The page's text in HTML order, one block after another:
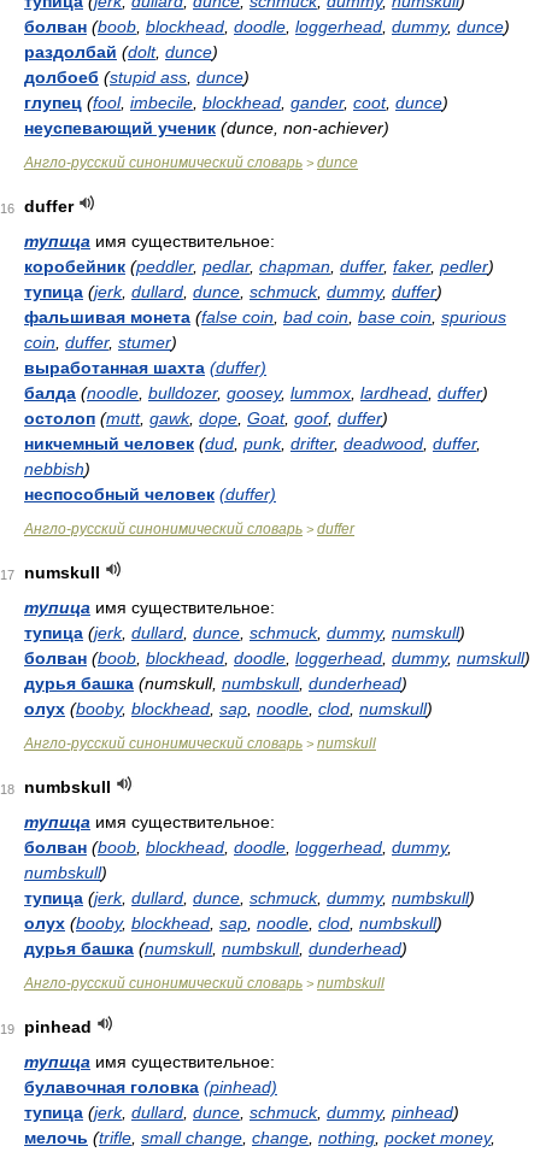
болван (boob blockhead doodle loggerhead dummy, dunce)
раздолбай (dolt, dunce)
долбоеб (stupid ass dunce)
глупец (fool, imbecile blockhead gander, coot, dunce)
неуспевающий ученик (dunce, non-achiever)
Англо-русский синонимический словарь > dunce
16
duffer
тупица имя существительное:
коробейник (peddler, pedlar, chapman duffer, faker, pedler)
тупица (jerk, dullard dunce schmuck, dummy, duffer)
фальшивая монета (false coin bad coin base coin spurious
coin duffer, stumer)
выработанная шахта (duffer)
балда (noodle bulldozer, goosey, lummox lardhead duffer)
остолоп (mutt, gawk, dope Goat, goof, duffer)
никчемный человек (dud punk, drifter, deadwood duffer,
nebbish)
неспособный человек (duffer)
Англо-русский синонимический словарь > duffer
17
numskull
тупица имя существительное:
тупица (jerk, dullard dunce schmuck, dummy, numskull)
болван (boob blockhead doodle loggerhead dummy, numskull)
дурья башка (numskull, numbskull, dunderhead)
олух (booby, blockhead sap noodle clod numskull)
Англо-русский синонимический словарь > numskull
18
numbskull
тупица имя существительное:
болван (boob blockhead doodle loggerhead dummy,
numbskull)
тупица (jerk, dullard dunce schmuck, dummy, numbskull)
олух (booby, blockhead sap noodle clod numbskull)
дурья башка (numskull, numbskull, dunderhead)
Англо-русский синонимический словарь > numbskull
19
pinhead
тупица имя существительное:
булавочная головка (pinhead)
тупица (jerk, dullard dunce schmuck, dummy, pinhead)
мелочь (trifle small change change nothing pocket money,